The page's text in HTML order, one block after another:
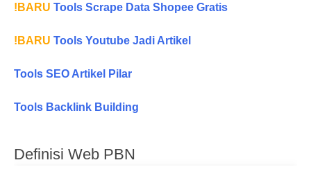
!BARU Tools Scrape Data Shopee Gratis
!BARU Tools Youtube Jadi Artikel
Tools SEO Artikel Pilar
Tools Backlink Building
Definisi Web PBN